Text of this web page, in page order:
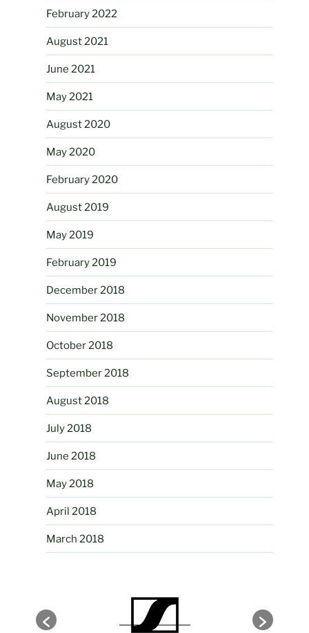
February 2022
August 2021
June 2021
May 2021
August 2020
May 2020
February 2020
August 2019
May 2019
February 2019
December 2018
November 2018
October 2018
September 2018
August 2018
July 2018
June 2018
May 2018
April 2018
March 2018